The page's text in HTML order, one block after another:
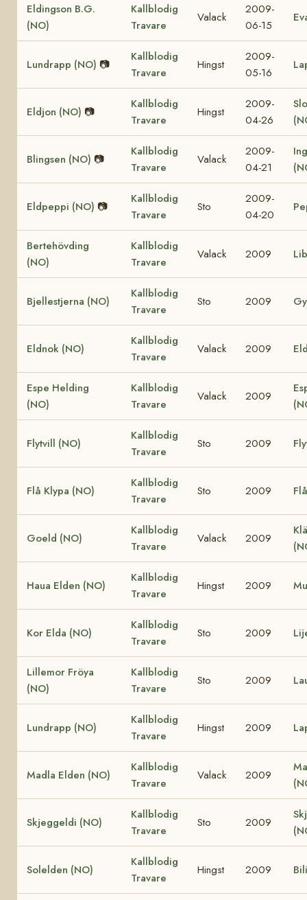
Eldingson B.G.
(NO)
Kallblodig
Travare
Valack
2009-
06-15
Lundrapp (NO) 📷
Kallblodig
Travare
Hingst
2009-
05-16
Eldjon (NO) 📷
Kallblodig
Travare
Hingst
2009-
04-26
Blingsen (NO) 📷
Kallblodig
Travare
Valack
2009-
04-21
Eldpeppi (NO) 📷
Kallblodig
Travare
Sto
2009-
04-20
Bertehövding
(NO)
Kallblodig
Travare
Valack 2009
Bjellestjerna (NO)
Kallblodig
Travare
Sto 2009
Eldnok (NO)
Kallblodig
Travare
Valack 2009
Espe Helding
(NO)
Kallblodig
Travare
Valack 2009
Flytvill (NO)
Kallblodig
Travare
Sto 2009
Flå Klypa (NO)
Kallblodig
Travare
Sto 2009
Goeld (NO)
Kallblodig
Travare
Valack 2009
Haua Elden (NO)
Kallblodig
Travare
Hingst 2009
Kor Elda (NO)
Kallblodig
Travare
Sto 2009
Lillemor Fröya
(NO)
Kallblodig
Travare
Sto 2009
Lundrapp (NO)
Kallblodig
Travare
Hingst 2009
Madla Elden (NO)
Kallblodig
Travare
Valack 2009
Skjeggeldi (NO)
Kallblodig
Travare
Sto 2009
Solelden (NO)
Kallblodig
Travare
Hingst 2009